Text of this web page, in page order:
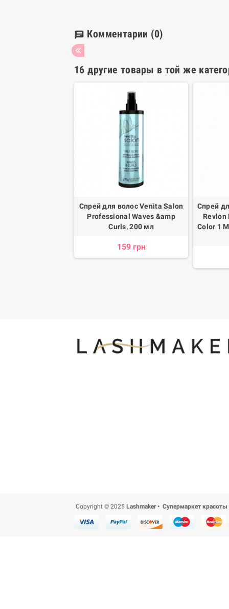
chat Комментарии (0)
16 другие товары в той же
Спрей для волос Venita Salon
Professional Waves &amp
Curls, 200 мл
159 грн
Спрей
Revlon
Color 1
Copyright © 2025 Lashmaker • Супермаркет